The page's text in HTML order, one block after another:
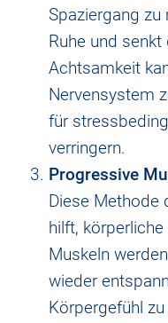
Spaziergang zu
Ruhe und
Achtsamkeit
Nervensystem
für
verringern.
Progressive
Diese Methode
hilft,
Muskeln
wieder
Körpergefühl